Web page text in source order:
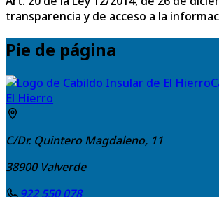
transparencia y de acceso a la
Pie de página
El Hierro
C/Dr. Quintero Magdaleno, 11
38900 Valverde
922 550 078